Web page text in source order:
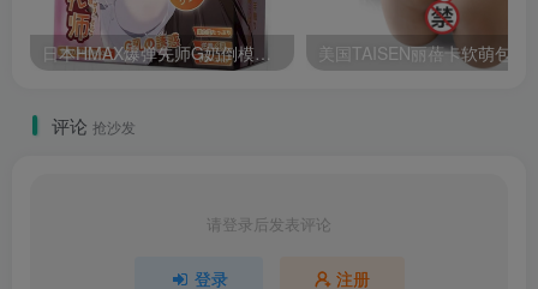
日本HMAX爆弹先师G奶倒模仿真乳房男用自慰器爆弹先师高仿真度飞机杯测评报告
评论 抢沙发
请登录后发表评论
登录 注册